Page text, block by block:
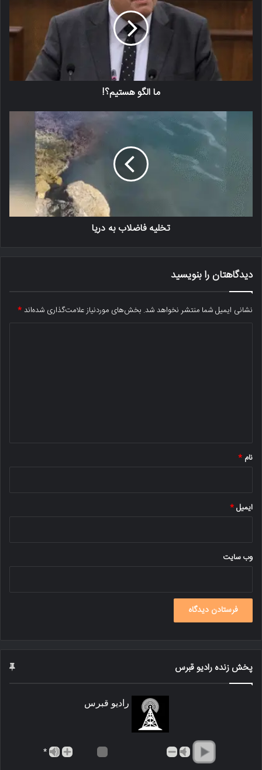
ما الگو هستیم؟!
تخلیه فاضلاب به دریا
دیدگاهتان را بنویسید
نشانی ایمیل شما منتشر نخواهد شد. بخش‌های موردنیاز علامت‌گذاری شده‌اند*
نام *
ایمیل*
وب‌ سایت
پخش زنده رادیو قبرس
رادیو قبرس
*